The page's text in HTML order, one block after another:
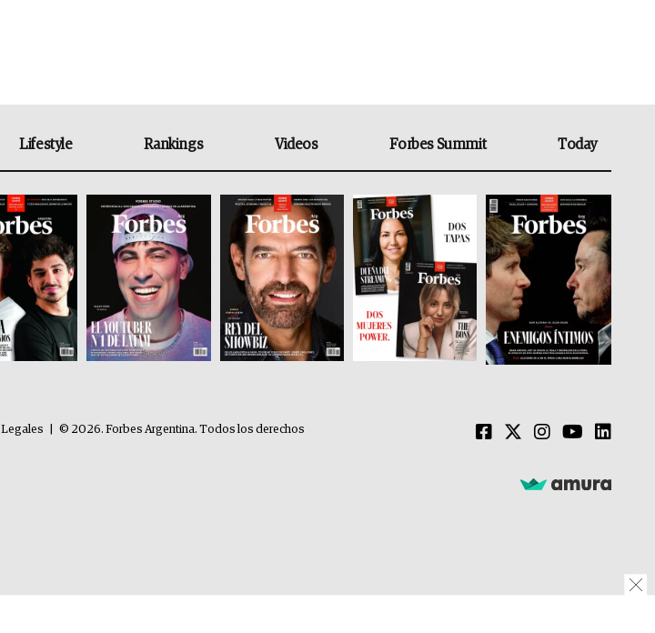
Lifestyle Rankings Videos Forbes Summit Today
Legales
© 2026. Forbes Argentina. Todos los derechos